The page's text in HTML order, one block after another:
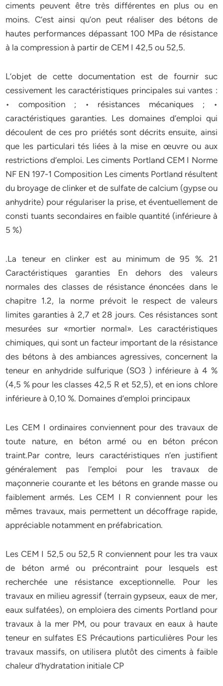
ciments peuvent être très différentes en plus ou en
moins. C’est ainsi qu’on peut réaliser des bétons de
hautes performances dépassant 100 MPa de résistance
à la compression à partir de CEM I 42,5 ou 52,5.
L’objet de cette documentation est de fournir suc
cessivement les caractéristiques principales sui vantes :
• composition ; • résistances mécaniques ; •
caractéristiques garanties. Les domaines d’emploi qui
découlent de ces pro priétés sont décrits ensuite, ainsi
que les particulari tés liées à la mise en œuvre ou aux
restrictions d’emploi. Les ciments Portland CEM I Norme
NF EN 197-1 Composition Les ciments Portland résultent
du broyage de clinker et de sulfate de calcium (gypse ou
anhydrite) pour régulariser la prise, et éventuellement de
consti tuants secondaires en faible quantité (inférieure à
5 %)
.La teneur en clinker est au minimum de 95 %. 21
Caractéristiques garanties En dehors des valeurs
normales des classes de résistance énoncées dans le
chapitre 1.2, la norme prévoit le respect de valeurs
limites garanties à 2,7 et 28 jours. Ces résistances sont
mesurées sur «mortier normal». Les caractéristiques
chimiques, qui sont un facteur important de la résistance
des bétons à des ambiances agressives, concernent la
teneur en anhydride sulfurique (SO3 ) inférieure à 4 %
(4,5 % pour les classes 42,5 R et 52,5), et en ions chlore
inférieure à 0,10 %. Domaines d’emploi principaux
Les CEM I ordinaires conviennent pour des travaux de
toute nature, en béton armé ou en béton précon
traint.Par contre, leurs caractéristiques n’en justifient
généralement pas l’emploi pour les travaux de
maçonnerie courante et les bétons en grande masse ou
faiblement armés. Les CEM I R conviennent pour les
mêmes travaux, mais permettent un décoffrage rapide,
appréciable notamment en préfabrication.
Les CEM I 52,5 ou 52,5 R conviennent pour les tra vaux
de béton armé ou précontraint pour lesquels est
recherchée une résistance exceptionnelle. Pour les
travaux en milieu agressif (terrain gypseux, eaux de mer,
eaux sulfatées), on emploiera des ciments Portland pour
travaux à la mer PM, ou pour travaux en eaux à haute
teneur en sulfates ES Précautions particulières Pour les
travaux massifs, on utilisera plutôt des ciments à faible
chaleur d’hydratation initiale CP